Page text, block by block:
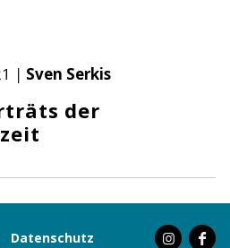
| Sven Serkis
der
Datenschutz